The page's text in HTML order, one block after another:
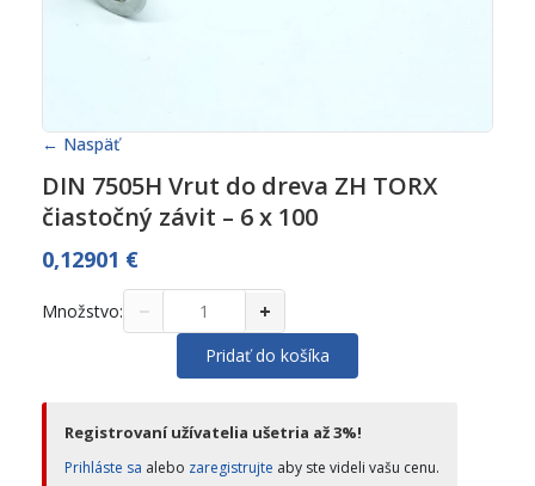
← Naspäť
DIN 7505H Vrut do dreva ZH TORX
čiastočný závit – 6 x 100
0,12901 €
Množstvo: − +
Pridať do košíka
Registrovaní užívatelia ušetria až 3%!
Prihláste sa alebo zaregistrujte aby ste videli vašu cenu.